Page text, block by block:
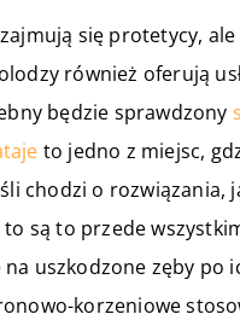
się protetycy,
również oferują
będzie sprawdzony
to jedno z miejsc,
chodzi o rozwiązania,
są to przede
na uszkodzone zęby po
korzeniowe